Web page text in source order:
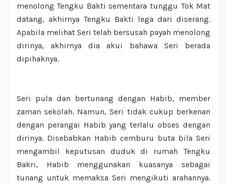
menolong Tengku Bakti sementara tunggu Tok Mat
datang, akhirnya Tengku Bakti lega dari diserang.
Apabila melihat Seri telah bersusah payah menolong
dirinya, akhirnya dia akui bahawa Seri berada
dipihaknya.
Seri pula dan bertunang dengan Habib, member
zaman sekolah. Namun, Seri tidak cukup berkenan
dengan perangai Habib yang terlalu obses dengan
dirinya. Disebabkan Habib cemburu buta bila Seri
mengambil keputusan duduk di rumah Tengku
Bakri, Habib menggunakan kuasanya sebagai
tunang untuk memaksa Seri mengikuti arahannya.